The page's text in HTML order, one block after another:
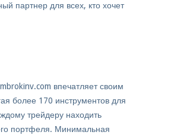
партнер для всех, кто хочет
впечатляет своим
более 170 инструментов для
трейдеру находить
портфеля. Минимальная